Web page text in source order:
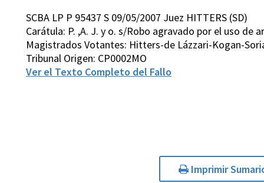
SCBA LP P 95437 S 09/05/2007 Juez HITTERS (SD)
Carátula: P. ,A. J. y o. s/Robo agravado por el uso de
Magistrados Votantes: Hitters-de Lázzari-Kogan-
Tribunal Origen: CP0002MO
Ver el Texto Completo del Fallo
Imprimir